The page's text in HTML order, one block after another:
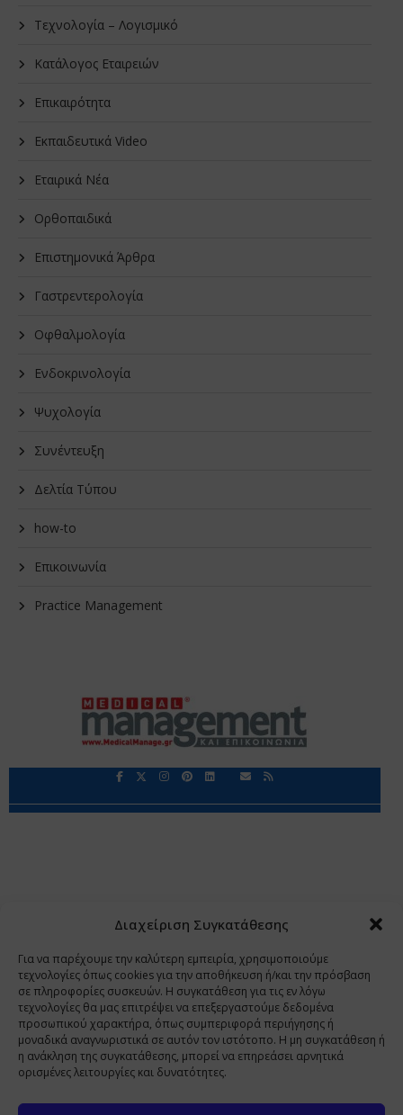
Διαχείριση Συγκατάθεσης
Για να παρέχουμε την καλύτερη εμπειρία, χρησιμοποιούμε
τεχνολογίες όπως cookies για την αποθήκευση ή/και την πρόσβαση
σε πληροφορίες συσκευών. Η συγκατάθεση για τις εν λόγω
τεχνολογίες θα μας επιτρέψει να επεξεργαστούμε δεδομένα
προσωπικού χαρακτήρα, όπως συμπεριφορά περιήγησης ή
μοναδικά αναγνωριστικά σε αυτόν τον ιστότοπο. Η μη συγκατάθεση ή
η ανάκληση της συγκατάθεσης, μπορεί να επηρεάσει αρνητικά
ορισμένες λειτουργίες και δυνατότητες.
Τεχνολογία – Λογισμικό
Κατάλογος Εταιρειών
Επικαιρότητα
Εκπαιδευτικά Video
Εταιρικά Νέα
Oρθοπαιδικά
Επιστημονικά Άρθρα
Γαστρεντερολογία
Οφθαλμολογία
Ενδοκρινολογία
Ψυχολογία
Συνέντευξη
Δελτία Τύπου
how-to
Επικοινωνία
Practice Management
Copyright 2009 - 2026 © Χαραμή Α.Ε.
www.PharmaManage.gr • www.HealthExpo.gr • www.YO.gr
•
www.GreekShares.com • www.eLearning-
PharmaManage.gr • www.Charami-SA.gr